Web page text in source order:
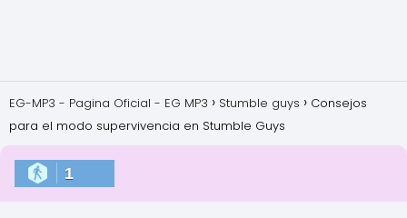
EG-MP3 - Pagina Oficial - EG MP3 Stumble guys
Consejos
para el modo supervivencia en Stumble Guys
1